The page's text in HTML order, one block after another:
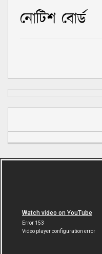
নোটিশ বোর্ড